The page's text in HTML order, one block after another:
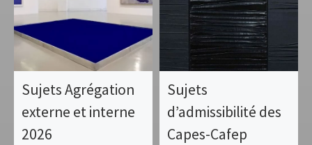
Sujets Agrégation
externe et interne
2026
Sujets
d’admissibilité des
Capes-Cafep